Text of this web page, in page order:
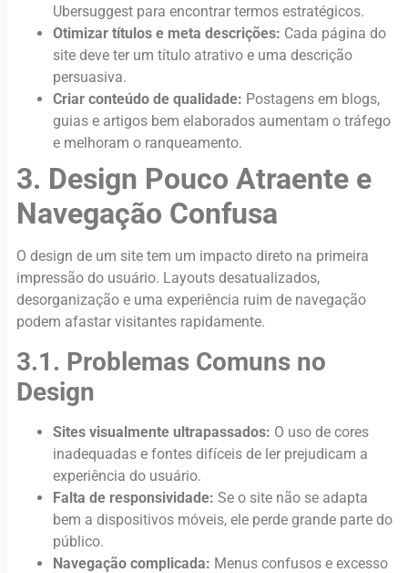
Ubersuggest para encontrar termos estratégicos.
Otimizar títulos e meta descrições: Cada página do
site deve ter um título atrativo e uma descrição
persuasiva.
Criar conteúdo de qualidade: Postagens em blogs,
guias e artigos bem elaborados aumentam o tráfego
e melhoram o ranqueamento.
3. Design Pouco Atraente e
Navegação Confusa
O design de um site tem um impacto direto na primeira
impressão do usuário. Layouts desatualizados,
desorganização e uma experiência ruim de navegação
podem afastar visitantes rapidamente.
3.1. Problemas Comuns no
Design
Sites visualmente ultrapassados: O uso de cores
inadequadas e fontes difíceis de ler prejudicam a
experiência do usuário.
Falta de responsividade: Se o site não se adapta
bem a dispositivos móveis, ele perde grande parte do
público.
Navegação complicada: Menus confusos e excesso